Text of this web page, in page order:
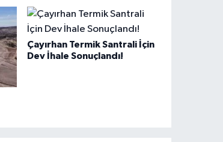
Çayırhan Termik Santrali İçin
Dev İhale Sonuçlandı!